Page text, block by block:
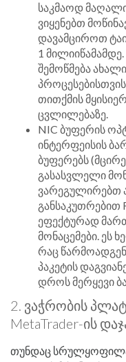
საკმაოდ მაღალი
ვიყენებთ
დავამციროთ
1
შემოწმება
თითქმის
ცვლილებაზე.
NIC ბუფერის
ინტერფეისის
ბუფერებს
გასასვლელი
ვარეგულირებთ
განსაკუთრებით
ეფექტურად
მონაცემები. ეს
რაც
პაკეტის
დროს მერყევი
2. ვაჭრობის
MetaTrader-ის
თუნდაც